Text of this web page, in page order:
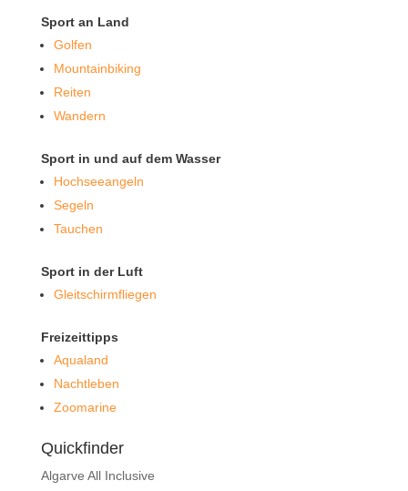
Sport an Land
Golfen
Mountainbiking
Reiten
Wandern
Sport in und auf dem Wasser
Hochseeangeln
Segeln
Tauchen
Sport in der Luft
Gleitschirmfliegen
Freizeittipps
Aqualand
Nachtleben
Zoomarine
Quickfinder
Algarve All Inclusive